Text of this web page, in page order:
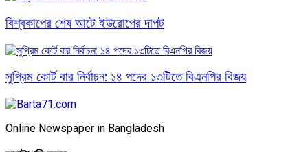
বিশ্বকাপের শেষ আটে ইউরোপের দাপট
সুপ্রিম কোর্ট বার নির্বাচন: ১৪ পদের ১৩টিতে বিএনপির বিজয়
Online Newspaper in Bangladesh